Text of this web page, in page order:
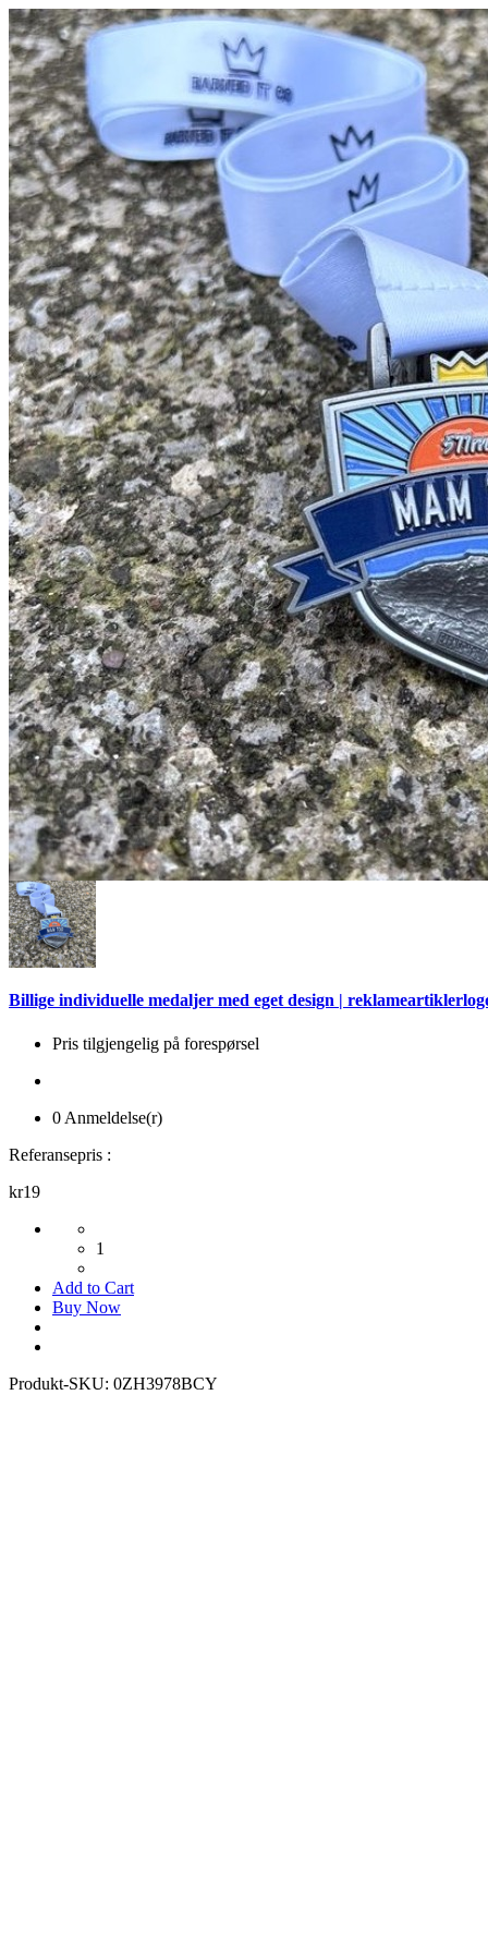
Billige individuelle medaljer med eget design |
Pris tilgjengelig på forespørsel
0 Anmeldelse(r)
Referansepris :
kr19
1
Add to Cart
Buy Now
Produkt-SKU: 0ZH3978BCY